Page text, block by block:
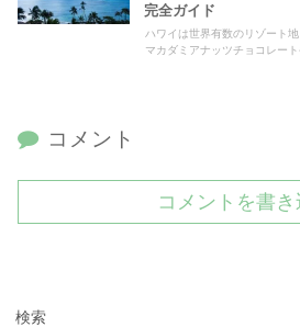
完全ガイド
ハワイは世界有数のリゾート
マカダミアナッツチョコレート
コメント
コメントを書き
検索